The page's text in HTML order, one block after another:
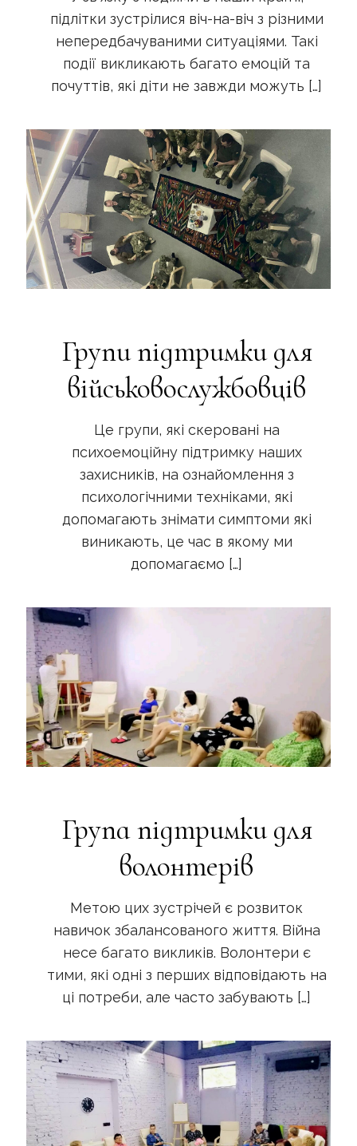
підлітки зустрілися віч-на-віч з різними
непередбачуваними ситуаціями. Такі
події викликають багато емоцій та
почуттів, які діти не завжди можуть […]
Групи підтримки для
військовослужбовців
Це групи, які скеровані на
психоемоційну підтримку наших
захисників, на ознайомлення з
психологічними техніками, які
допомагають знімати симптоми які
виникають, це час в якому ми
допомагаємо […]
Група підтримки для
волонтерів
Метою цих зустрічей є розвиток
навичок збалансованого життя. Війна
несе багато викликів. Волонтери є
тими, які одні з перших відповідають на
ці потреби, але часто забувають […]